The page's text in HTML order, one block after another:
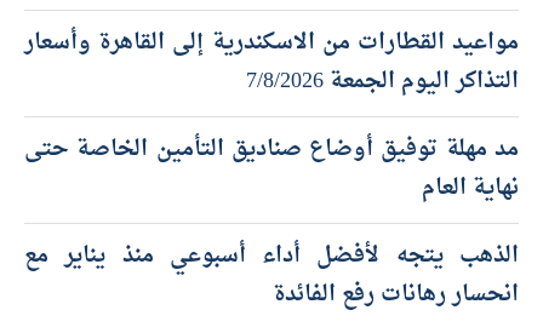
مواعيد القطارات من الاسكندرية إلى القاهرة وأسعار
التذاكر اليوم الجمعة 7/8/2026
مد مهلة توفيق أوضاع صناديق التأمين الخاصة حتى
نهاية العام
الذهب يتجه لأفضل أداء أسبوعي منذ يناير مع
انحسار رهانات رفع الفائدة